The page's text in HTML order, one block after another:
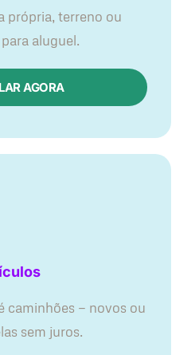
própria, terreno ou
aluguel.
AGORA​
caminhões — novos ou
sem juros.